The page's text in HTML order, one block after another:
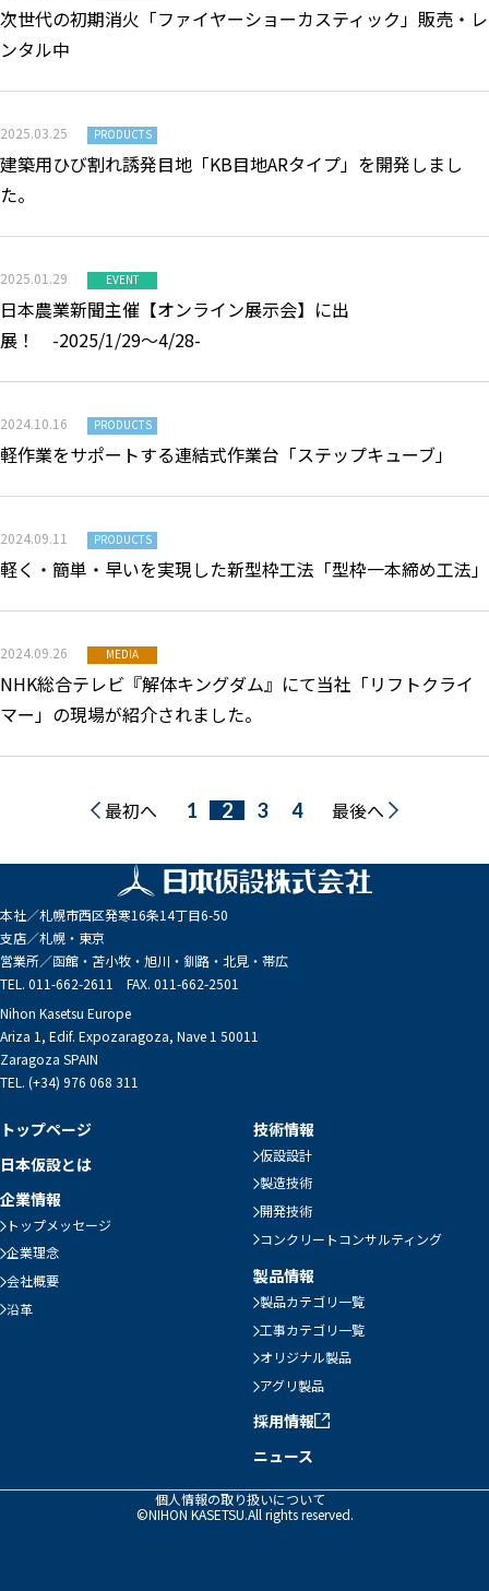
次世代の初期消火「ファイヤーショーカスティック」販売・レ
ンタル中
2025.03.25 PRODUCTS
建築用ひび割れ誘発目地「KB目地ARタイプ」を開発しまし
た。
2025.01.29 EVENT
日本農業新聞主催【オンライン展示会】に出
展！ -2025/1/29～4/28-
2024.10.16 PRODUCTS
軽作業をサポートする連結式作業台「ステップキューブ」
2024.09.11 PRODUCTS
軽く・簡単・早いを実現した新型枠工法「型枠一本締め工法」
2024.09.26 MEDIA
NHK総合テレビ『解体キングダム』にて当社「リフトクライ
マー」の現場が紹介されました。
最初へ 1 2 3 4 最後へ
本社／札幌市西区発寒16条14丁目6-50
支店／札幌・東京
営業所／函館・苫小牧・旭川・釧路・北見・帯広
TEL. 011-662-2611 FAX. 011-662-2501
Nihon Kasetsu Europe
Ariza 1, Edif. Expozaragoza, Nave 1 50011
Zaragoza SPAIN
TEL. (+34) 976 068 311
トップページ
日本仮設とは
企業情報
トップメッセージ
企業理念
会社概要
沿革
技術情報
仮設設計
製造技術
開発技術
コンクリートコンサルティング
製品情報
製品カテゴリ一覧
工事カテゴリ一覧
オリジナル製品
アグリ製品
採用情報
ニュース
個人情報の取り扱いについて
©NIHON KASETSU.All rights reserved.